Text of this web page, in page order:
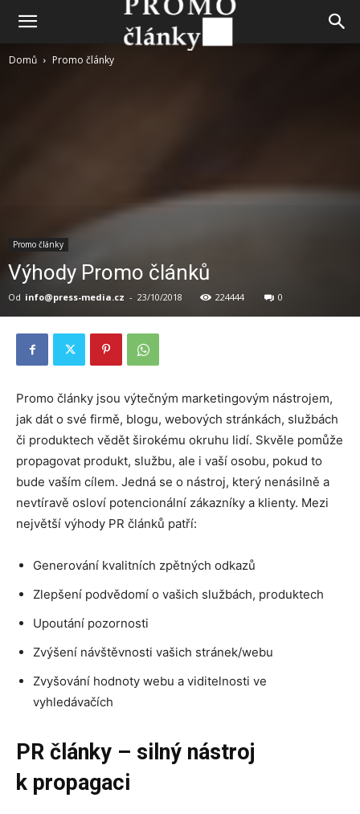
Domů Promo články
Promo články
Výhody Promo článků
Od info@press-media.cz - 23/10/2018 224444 0
Promo články jsou výtečným marketingovým nástrojem,
jak dát o své firmě, blogu, webových stránkách, službách
či produktech vědět širokému okruhu lidí. Skvěle pomůže
propagovat produkt, službu, ale i vaší osobu, pokud to
bude vaším cílem. Jedná se o nástroj, který nenásilně a
nevtíravě osloví potencionální zákazníky a klienty. Mezi
největší výhody PR článků patří:
Generování kvalitních zpětných odkazů
Zlepšení podvědomí o vašich službách, produktech
Upoutání pozornosti
Zvýšení návštěvnosti vašich stránek/webu
Zvyšování hodnoty webu a viditelnosti ve
vyhledávačích
PR články – silný nástroj
k propagaci